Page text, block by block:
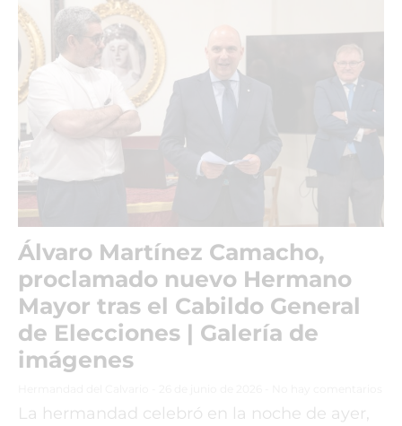
Álvaro Martínez Camacho,
proclamado nuevo Hermano
Mayor tras el Cabildo General
de Elecciones | Galería de
imágenes
La hermandad celebró en la noche de ayer,